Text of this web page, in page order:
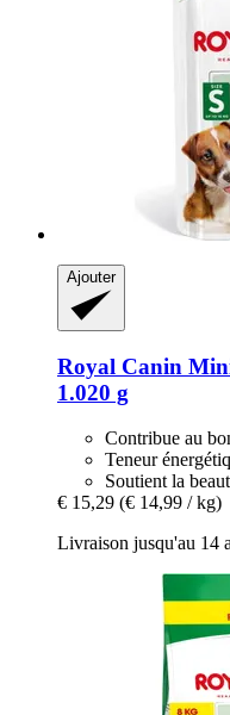
Ajouter
Royal Canin
1.020 g
Contribue au
Teneur
Soutient la
€ 15,29 (€ 14,99 / kg)
Livraison jusqu'au 14